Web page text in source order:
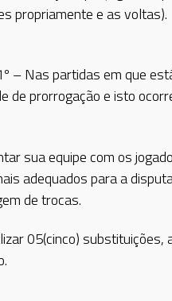
propriamente e as voltas).
– Nas partidas em que
de prorrogação e isto
sua equipe com os
adequados para a
de trocas.
05(cinco) substituições,